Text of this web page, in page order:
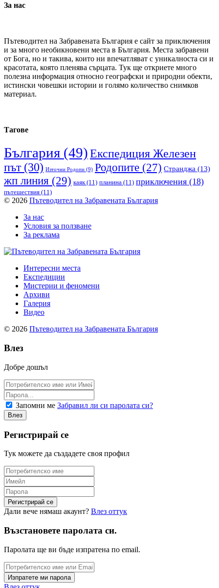
За нас
Пътеводител на Забравената България е сайт за приключения
и за много необикновени места в България. Места забравени
от Бога, но и такива, които ни впечатляват с уникалноста си и
красотата, която пленява сърцата. Тук ще откриете много
полезна информация относно географски и природни обекти,
истински човешки истории и голямо количество снимков
материал.
Тагове
България (49)Експедиция Железен
път(30) Източни Родопи (9) Родопите (27) Странджа (13)
жп линия (29) каяк(11) планина (11) приключения (18)
пътешествия (11)
© 2026 Пътеводител на Забравената България
За нас
Условия за ползване
За реклама
Интересни места
Експедиции
Мистерии и феномени
Архиви
Галерия
Видео
© 2026 Пътеводител на Забравената България
Влез
Добре дошъл
Запомни ме Забравил ли си паролата си?
Регистрирай се
Тук можете да създадете своя профил
Дали вече нямаш акаунт? Влез оттук
Възстановете паролата си.
Паролата ще ви бъде изпратена по email.